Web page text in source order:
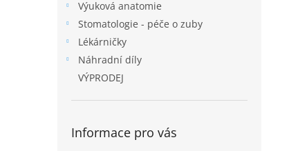
Výuková anatomie
Stomatologie - péče o zuby
Lékárničky
Náhradní díly
VÝPRODEJ
Informace pro vás